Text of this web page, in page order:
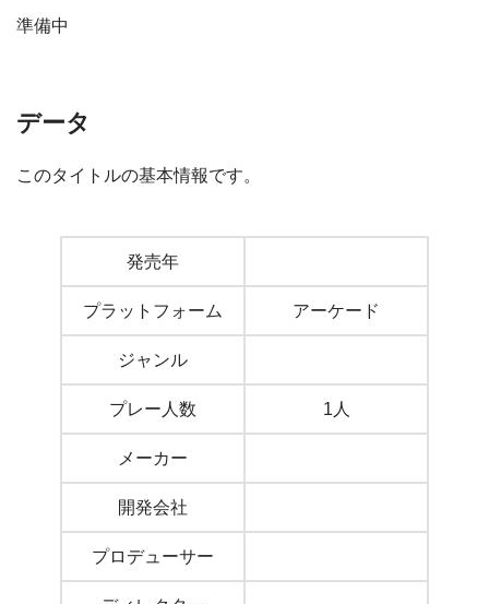
準備中
データ
このタイトルの基本情報です。
発売年
プラットフォーム アーケード
ジャンル
プレー人数 1人
メーカー
開発会社
プロデューサー